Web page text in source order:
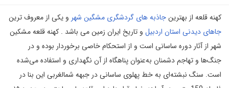
کهنه قلعه از بهترینجاذبه های گردشگری مشگین شهر و یکی از معروف ترین
جاهای دیدنی استان اردبیل و تاریخ ایران زمین می باشد . کهنه قلعه مشکین
شهر از آثار دوره ساسانی است و از استحکام خاصی برخوردار بوده و در
جنگ‌ها و تهاجم دشمنان به‌عنوان پناهگاه از آن نگهداری و استفاده می‌شده
است. سنگ نبشته‌ای به خط پهلوی ساسانی در جبهه شمالغربی این بنا در